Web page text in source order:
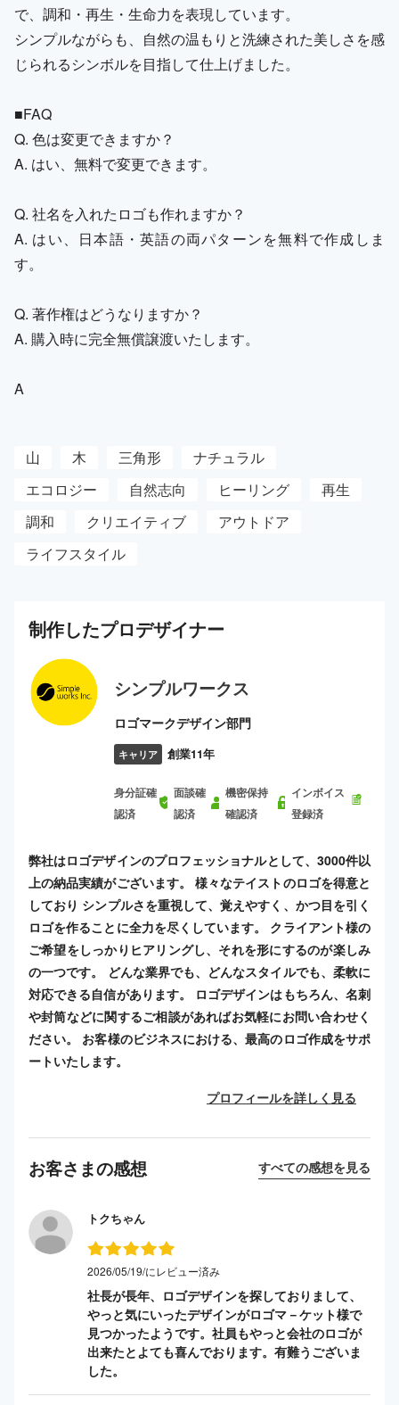
で、調和・再生・生命力を表現しています。
シンプルながらも、自然の温もりと洗練された美しさを感
じられるシンボルを目指して仕上げました。
■FAQ
Q. 色は変更できますか？
A. はい、無料で変更できます。
Q. 社名を入れたロゴも作れますか？
A. はい、日本語・英語の両パターンを無料で作成しま
す。
Q. 著作権はどうなりますか？
A. 購入時に完全無償譲渡いたします。
A
山 木 三角形
ナチュラル
エコロジー
自然志向 ヒーリング
再生
調和
クリエイティブ
アウトドア
ライフスタイル
制作したプロデザイナー
シンプルワークス
ロゴマークデザイン部門
キャリア 創業11年
身分証確
認済
面談確
認済
機密保持
確認済
インボイス
登録済
弊社はロゴデザインのプロフェッショナルとして、3000件以
上の納品実績がございます。 様々なテイストのロゴを得意と
しており シンプルさを重視して、覚えやすく、かつ目を引く
ロゴを作ることに全力を尽くしています。 クライアント様の
ご希望をしっかりヒアリングし、それを形にするのが楽しみ
の一つです。 どんな業界でも、どんなスタイルでも、柔軟に
対応できる自信があります。 ロゴデザインはもちろん、名刺
や封筒などに関するご相談があればお気軽にお問い合わせく
ださい。 お客様のビジネスにおける、最高のロゴ作成をサポ
ートいたします。
プロフィールを詳しく見る
お客さまの感想 すべての感想を見る
トクちゃん
2026/05/19/にレビュー済み
社長が長年、ロゴデザインを探しておりまして、
やっと気にいったデザインがロゴマ－ケット様で
見つかったようです。社員もやっと会社のロゴが
出来たとよても喜んでおります。有難うございま
した。